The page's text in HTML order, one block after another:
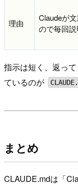
理由
Claudeが
ので毎回
指示は短く、返っ
ているのが
まとめ
CLAUDE.mdは「